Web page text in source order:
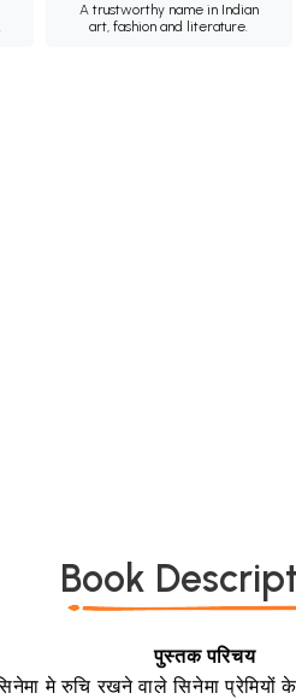
A trustworthy name in Indian
art, fashion and literature.
Book
पुस्तक परिचय
मे रुचि रखने वाले सिनेमा